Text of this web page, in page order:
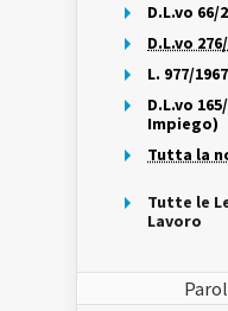
D.L.vo
D.L.vo
L. 977/
D.L.vo
Impiego)
Tutta la
Tutte le
Lavoro